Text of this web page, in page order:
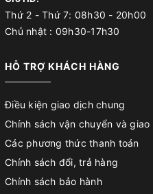
Thứ 2 - Thứ 7: 08h30 - 20h00
Chủ nhật : 09h30-17h30
HỖ TRỢ KHÁCH HÀNG
Điều kiện giao dịch chung
Chính sách vận chuyển và giao
Các phương thức thanh toán
Chính sách đổi, trả hàng
Chính sách bảo hành